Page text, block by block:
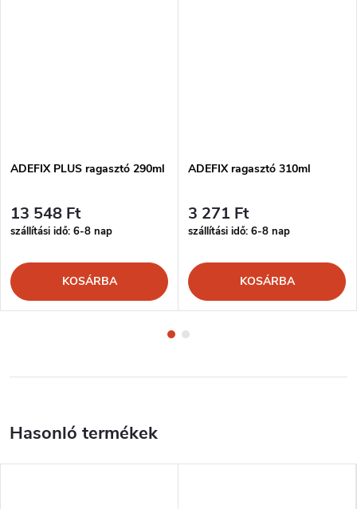
ADEFIX PLUS ragasztó 290ml
13 548 Ft
szállítási idő: 6-8 nap
KOSÁRBA
ADEFIX ragasztó 310ml
3 271 Ft
szállítási idő: 6-8 nap
KOSÁRBA